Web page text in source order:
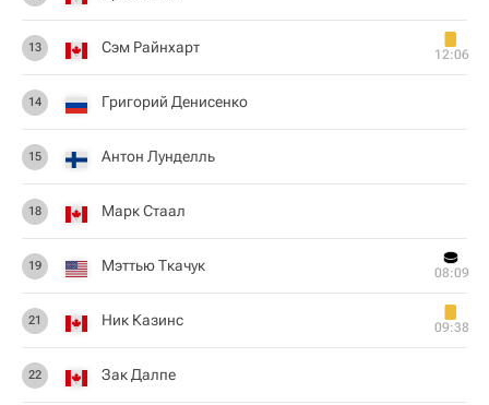
13 Сэм Райнхарт 12:06
14 Григорий Денисенко
15 Антон Лунделль
18 Марк Стаал
19 Мэттью Ткачук 08:09
21 Ник Казинс 09:38
22 Зак Далпе